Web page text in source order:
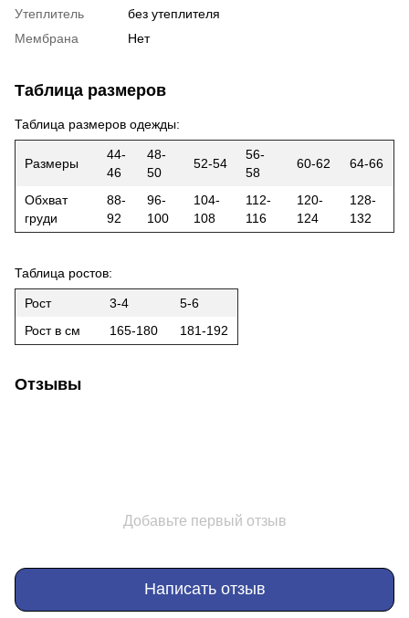
Утеплитель
без утеплителя
Мембрана
Нет
Таблица размеров
Таблица размеров одежды:
Размеры
44-
46
48-
50
52-54
56-
58
60-62 64-66
Обхват
груди
88-
92
96-
100
104-
108
112-
116
120-
124
128-
132
Таблица ростов:
Рост 3-4
5-6
Рост в см
165-180 181-192
Отзывы
Добавьте первый отзыв
Написать отзыв